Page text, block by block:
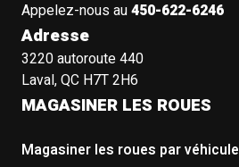
Appelez-nous au450-622-6246
Adresse
3220 autoroute 440
Laval, QC H7T 2H6
MAGASINER LES ROUES
Magasiner les roues par véhicule